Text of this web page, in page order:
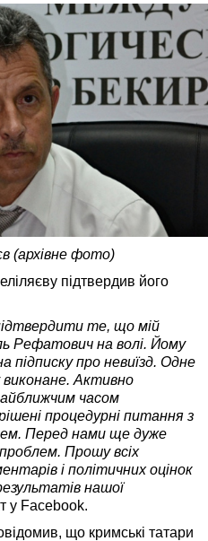
(архівне фото)
підтвердив його
те, що мій
Рефатович на волі. Йому
підписку про невиїзд. Одне
виконане. Активно
часом
процедурні питання з
Перед нами ще дуже
Прошу всіх
і політичних оцінок
нашої
у Facebook.
що кримські татари